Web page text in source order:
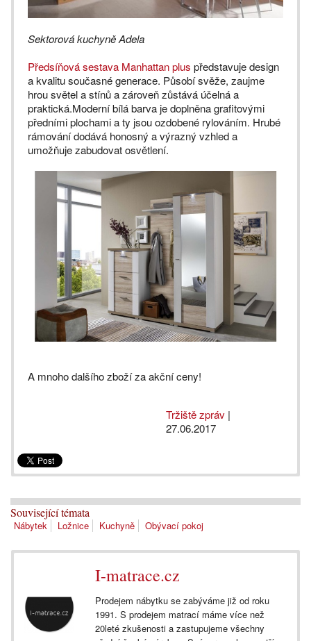
Sektorová kuchyně Adela
Předsíňová sestava Manhattan plus představuje design
a kvalitu současné generace. Působí svěže, zaujme
hrou světel a stínů a zároveň zůstává účelná a
praktická.Moderní bílá barva je doplněna grafitovými
předními plochami a ty jsou ozdobené rylováním. Hrubé
rámování dodává honosný a výrazný vzhled a
umožňuje zabudovat osvětlení.
A mnoho dalšího zboží za akční ceny!
Tržiště zpráv |
27.06.2017
Související témata
Nábytek Ložnice Kuchyně Obývací pokoj
I-matrace.cz
Prodejem nábytku se zabýváme již od roku
1991. S prodejem matrací máme více než
20leté zkušenosti a zastupujeme všechny